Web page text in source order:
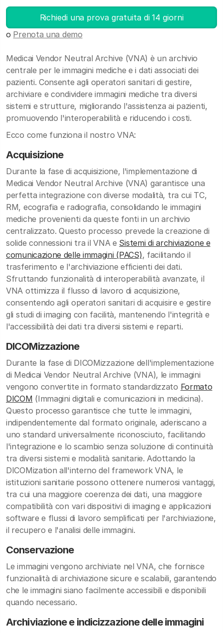
Richiedi una prova gratuita di 14 giorni
o Prenota una demo
Medicai Vendor Neutral Archive (VNA) è un archivio
centrale per le immagini mediche e i dati associati dei
pazienti. Consente agli operatori sanitari di gestire,
archiviare e condividere immagini mediche tra diversi
sistemi e strutture, migliorando l'assistenza ai pazienti,
promuovendo l'interoperabilità e riducendo i costi.
Ecco come funziona il nostro VNA:
Acquisizione
Durante la fase di acquisizione, l'implementazione di
Medicai Vendor Neutral Archive (VNA) garantisce una
perfetta integrazione con diverse modalità, tra cui TC,
RM, ecografia e radiografia, consolidando le immagini
mediche provenienti da queste fonti in un archivio
centralizzato. Questo processo prevede la creazione di
solide connessioni tra il VNA e Sistemi di archiviazione e
comunicazione delle immagini (PACS), facilitando il
trasferimento e l'archiviazione efficienti dei dati.
Sfruttando funzionalità di interoperabilità avanzate, il
VNA ottimizza il flusso di lavoro di acquisizione,
consentendo agli operatori sanitari di acquisire e gestire
gli studi di imaging con facilità, mantenendo l'integrità e
l'accessibilità dei dati tra diversi sistemi e reparti.
DICOMizzazione
Durante la fase di DICOMizzazione dell'implementazione
di Medicai Vendor Neutral Archive (VNA), le immagini
vengono convertite in formato standardizzato Formato
DICOM (Immagini digitali e comunicazioni in medicina).
Questo processo garantisce che tutte le immagini,
indipendentemente dal formato originale, aderiscano a
uno standard universalmente riconosciuto, facilitando
l'integrazione e lo scambio senza soluzione di continuità
tra diversi sistemi e modalità sanitarie. Adottando la
DICOMization all'interno del framework VNA, le
istituzioni sanitarie possono ottenere numerosi vantaggi,
tra cui una maggiore coerenza dei dati, una maggiore
compatibilità con vari dispositivi di imaging e applicazioni
software e flussi di lavoro semplificati per l'archiviazione,
il recupero e l'analisi delle immagini.
Conservazione
Le immagini vengono archiviate nel VNA, che fornisce
funzionalità di archiviazione sicure e scalabili, garantendo
che le immagini siano facilmente accessibili e disponibili
quando necessario.
Archiviazione e indicizzazione delle immagini